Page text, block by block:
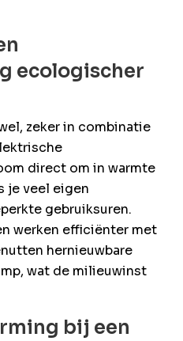
ecologischer
zeker in combinatie
direct om in warmte
je veel eigen
gebruiksuren.
werken efficiënter met
hernieuwbare
wat de milieuwinst
bij een